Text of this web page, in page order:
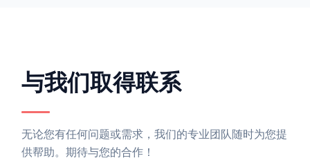
与我们取得联系
无论您有任何问题或需求，我们的专业团队随时为您提
供帮助。期待与您的合作！